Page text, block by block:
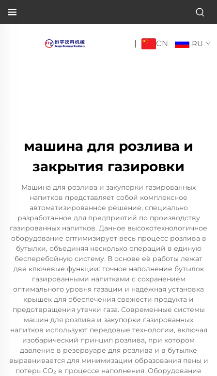
| CN RU
машина для розлива и
закрытия газировки
Машина для розлива и закупорки газированных
напитков представляет собой комплексное
автоматизированное решение, специально
разработанное для предприятий по производству
газированных напитков. Данное высокотехнологичное
оборудование оптимизирует весь процесс розлива в
бутылки, объединяя несколько операций в единую
бесперебойную систему. В основе её работы лежат
две ключевые функции: точное наполнение бутылок
газированными напитками с сохранением
оптимального уровня газации и надёжная установка
крышек для обеспечения свежести продукта и
предотвращения утечки газа. Современные системы
машин для розлива и закупорки газированных
напитков используют передовые технологии, включая
изобарический принцип розлива, при котором
давление в резервуаре для розлива и в бутылке
выравнивается для минимизации образования пены и
потерь CO₂ в процессе наполнения. Оборудование